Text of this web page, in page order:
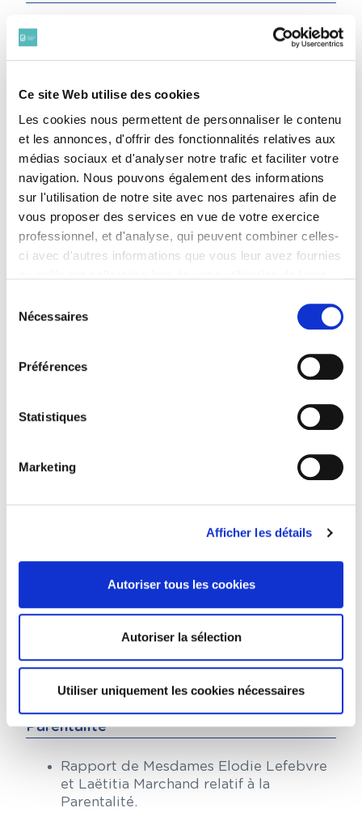
Ce site Web utilise des cookies
Les cookies nous permettent de personnaliser le contenu
et les annonces, d'offrir des fonctionnalités relatives aux
médias sociaux et d'analyser notre trafic et faciliter votre
navigation. Nous pouvons également des informations
sur l'utilisation de notre site avec nos partenaires afin de
vous proposer des services en vue de votre exercice
professionnel, et d'analyse, qui peuvent combiner celles-
ci avec d'autres informations que vous leur avez fournies
continuez à utiliser notre site Web.
Pour en savoir plus sur notre politique de traitement,
Nécessaires
Préférences
Statistiques
Marketing
Afficher les détails
Autoriser tous les cookies
Autoriser la sélection
Utiliser uniquement les cookies nécessaires
Vote d’une délibération autorisation
Madame la Bâtonnière à se constituer
Paris devant la 11ème chambre du
Tribunal correctionnel de Paris.
6ème semaine de repos rémunérés
Vote sur le Rapport de Madame Carole
Painblanc et Monsieur Christian
Dargham
COMHADIS
Marchand sur la COMHADIS.
Titre d’avocat
Rapport Monsieur Thomas Charat relatif
Rapport de Mesdames Elodie Lefebvre,
Messieurs Guillaume Martine, Alexis
Werl, Nicolas Guerrero et Adrien Croze
décisions disciplinaires
Parentalité
Rapport de Mesdames Elodie Lefebvre
et Laëtitia Marchand relatif à la
Parentalité.